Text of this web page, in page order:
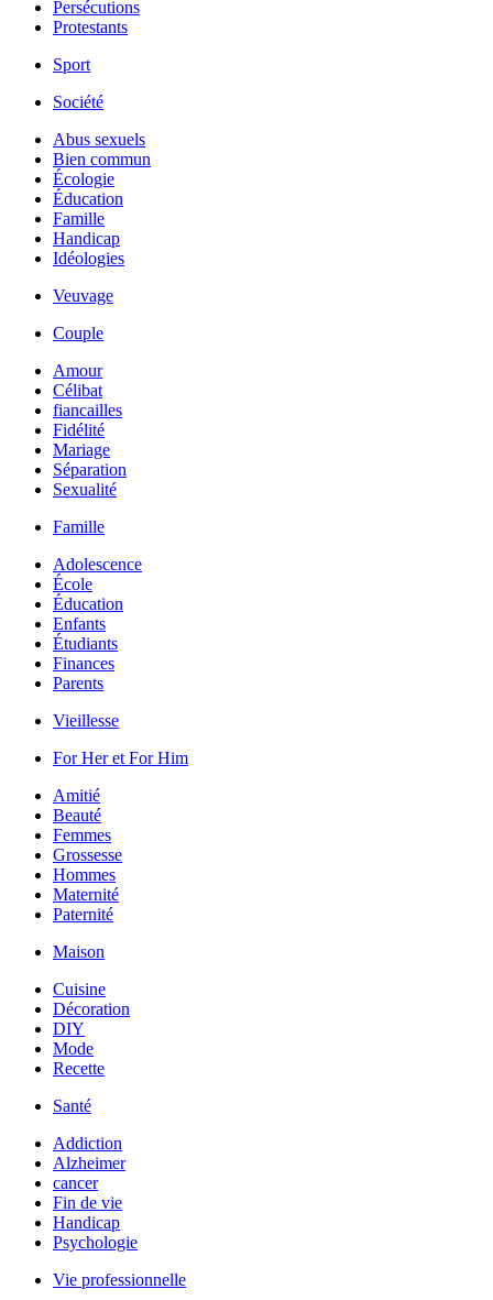
Persécutions
Protestants
Sport
Société
Abus sexuels
Bien commun
Écologie
Éducation
Famille
Handicap
Idéologies
Veuvage
Couple
Amour
Célibat
fiancailles
Fidélité
Mariage
Séparation
Sexualité
Famille
Adolescence
École
Éducation
Enfants
Étudiants
Finances
Parents
Vieillesse
For Her et For Him
Amitié
Beauté
Femmes
Grossesse
Hommes
Maternité
Paternité
Maison
Cuisine
Décoration
DIY
Mode
Recette
Santé
Addiction
Alzheimer
cancer
Fin de vie
Handicap
Psychologie
Vie professionnelle